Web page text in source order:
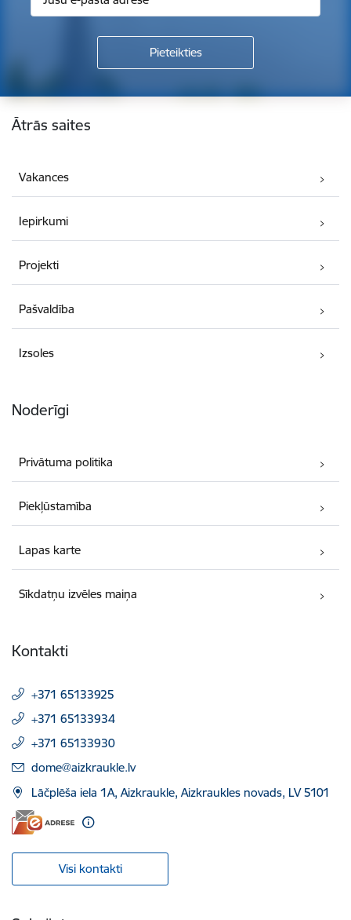
Kājene
Ātrās saites
Vakances
Iepirkumi
Projekti
Pašvaldība
Izsoles
Noderīgi
Privātuma politika
Piekļūstamība
Lapas karte
Sīkdatņu izvēles maiņa
Kontakti
+371 65133925
+371 65133934
+371 65133930
E-pasts:
dome@aizkraukle.lv
Lāčplēša iela 1A, Aizkraukle, Aizkraukles novads, LV 5101
Visi kontakti